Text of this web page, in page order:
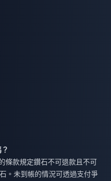
條款規定鑽石不可退款且不可
。未到帳的情況可透過支付爭